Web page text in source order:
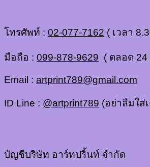
โทรศัพท์ : 02-077-7162 ( เวลา
มือถือ : 099-878-9629 ( ตลอด 24
Email : artprint789@gmail.com
ID Line : @artprint789 (อย่าลืมใส่
บัญชีบริษัท อาร์ทปริ้นท์ จำกัด